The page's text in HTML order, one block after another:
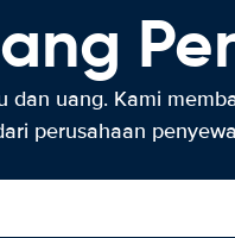
dan uang. Kami
perusahaan